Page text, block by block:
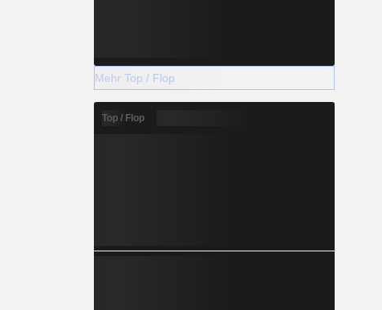
Mehr Top / Flop
Top / Flop